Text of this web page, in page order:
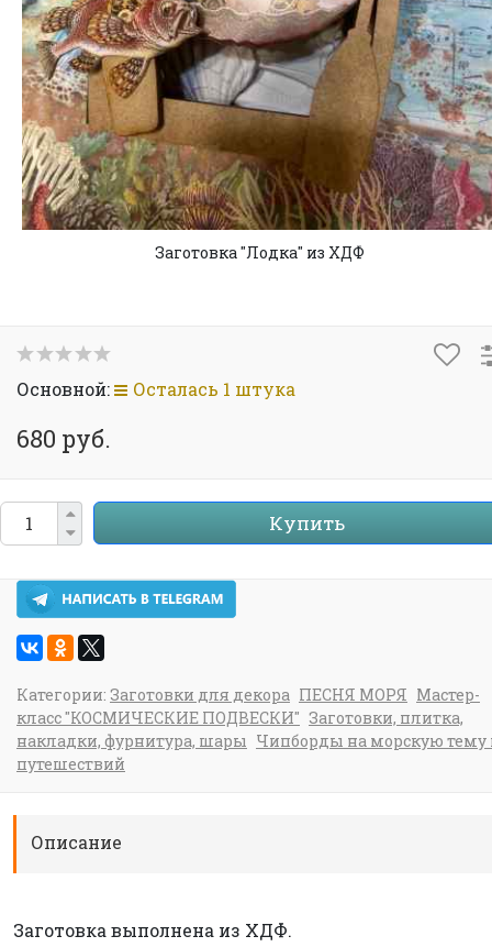
Заготовка "Лодка" из ХДФ
Основной: Осталась 1 штука
680 руб.
Купить
Категории: Заготовки для декора ПЕСНЯ МОРЯ Мастер-
класс "КОСМИЧЕСКИЕ ПОДВЕСКИ" Заготовки, плитка,
накладки, фурнитура, шары Чипборды на морскую тему
путешествий
Описание
Заготовка выполнена из ХДФ.